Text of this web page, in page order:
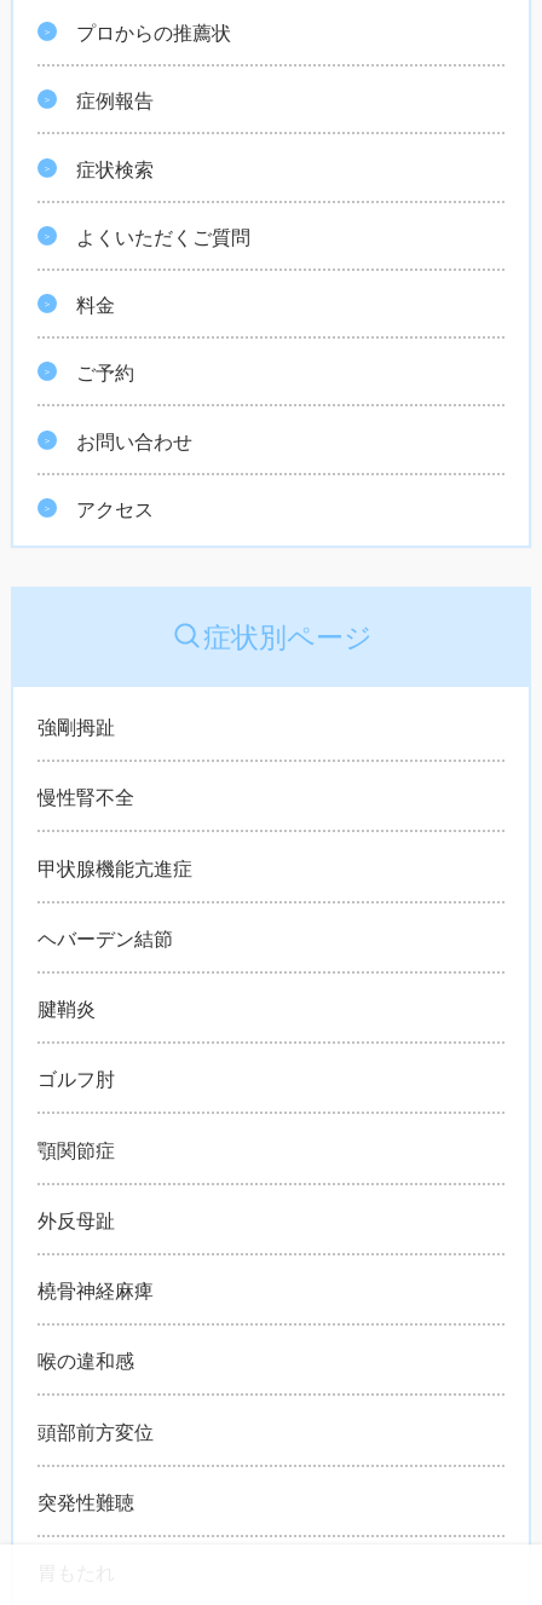
プロからの推薦状
症例報告
症状検索
よくいただくご質問
料金
ご予約
お問い合わせ
アクセス
症状別ページ
強剛拇趾
慢性腎不全
甲状腺機能亢進症
ヘバーデン結節
腱鞘炎
ゴルフ肘
顎関節症
外反母趾
橈骨神経麻痺
喉の違和感
頭部前方変位
突発性難聴